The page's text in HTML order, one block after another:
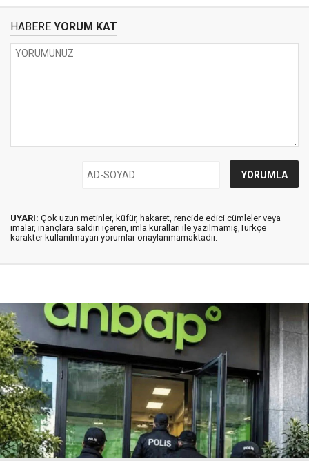
HABERE YORUM KAT
UYARI: Çok uzun metinler, küfür, hakaret, rencide edici cümleler veya
imalar, inançlara saldırı içeren, imla kuralları ile yazılmamış,Türkçe
karakter kullanılmayan yorumlar onaylanmamaktadır.